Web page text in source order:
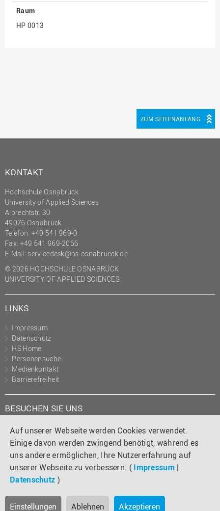
Auf unserer Webseite werden Cookies verwendet.
Einige davon werden zwingend benötigt, während es
uns andere ermöglichen, Ihre Nutzererfahrung auf
unserer Webseite zu verbessern. ( Impressum |
Datenschutz )
Einstellungen Ablehnen Akzeptieren
Personalrat
Präsidialbüro
Transfer- und
Innovationsmanagement
Raum
HP 0013
ZUM SEITENANFANG
KONTAKT
Hochschule Osnabrück
University of Applied Sciences
Albrechtstr. 30
49076 Osnabrück
Telefon: +49 541 969-0
Fax: +49 541 969-2066
E-Mail: servicedesk@hs-osnabrueck.de
© 2026 HOCHSCHULE OSNABRÜCK
UNIVERSITY OF APPLIED SCIENCES
LINKS
Impressum
Datenschutz
HS Home
Personensuche
Medienkontakt
Barrierefreiheit
BESUCHEN SIE UNS
Instagram
TiktokLinkedIn
YouTube
Facebook